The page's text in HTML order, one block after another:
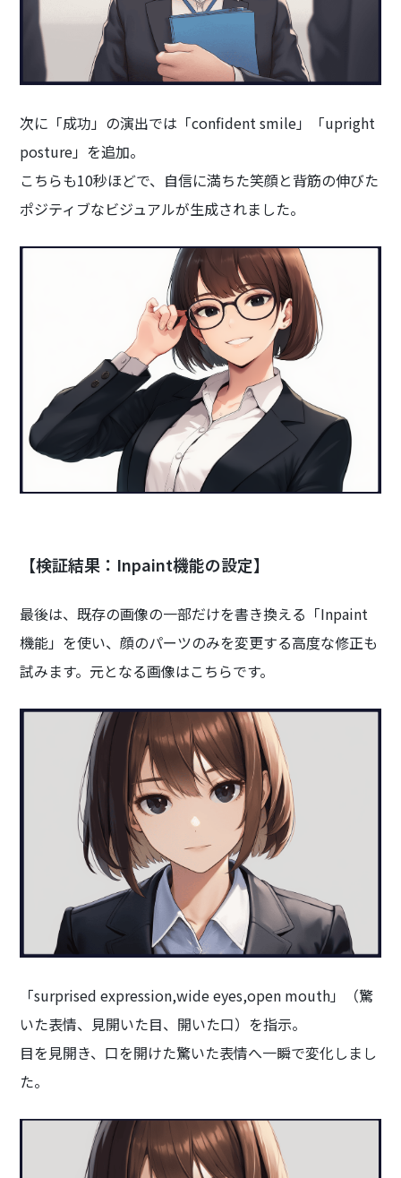
次に「成功」の演出では「confident smile」「upright
posture」を追加。
こちらも10秒ほどで、自信に満ちた笑顔と背筋の伸びた
ポジティブなビジュアルが生成されました。
【検証結果：Inpaint機能の設定】
最後は、既存の画像の一部だけを書き換える「Inpaint
機能」を使い、顔のパーツのみを変更する高度な修正も
試みます。元となる画像はこちらです。
「surprised expression,wide eyes,open mouth」（驚
いた表情、見開いた目、開いた口）を指示。
目を見開き、口を開けた驚いた表情へ一瞬で変化しまし
た。